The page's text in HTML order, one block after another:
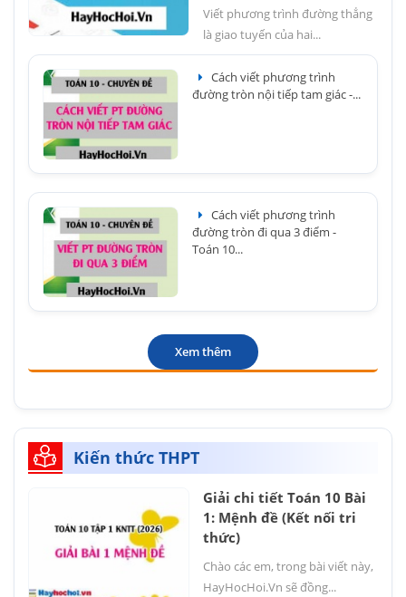
Viết phương trình đường thẳng
là giao tuyến của hai...
Cách viết phương trình
đường tròn nội tiếp tam giác -...
Cách viết phương trình
đường tròn đi qua 3 điểm -
Toán 10...
Xem thêm
Kiến thức THPT
Giải chi tiết Toán 10 Bài
1: Mệnh đề (Kết nối tri
thức)
Chào các em, trong bài viết này,
HayHocHoi.Vn sẽ đồng...